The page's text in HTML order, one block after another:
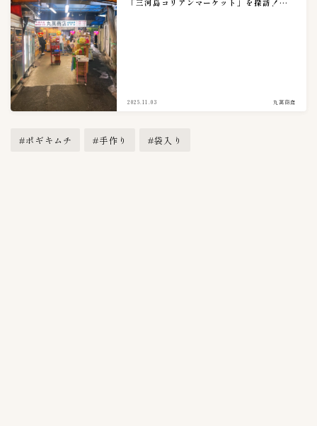
「三河島コリアンマーケット」を探訪！実
2025.11.03 丸萬商店
#ポギキムチ #手作り #袋入り